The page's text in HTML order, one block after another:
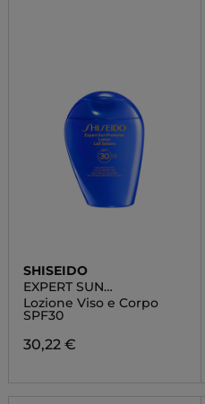
SHISEIDO
EXPERT SUN
PROTECTOR
Lozione Viso e Corpo
SPF30
30,22 €